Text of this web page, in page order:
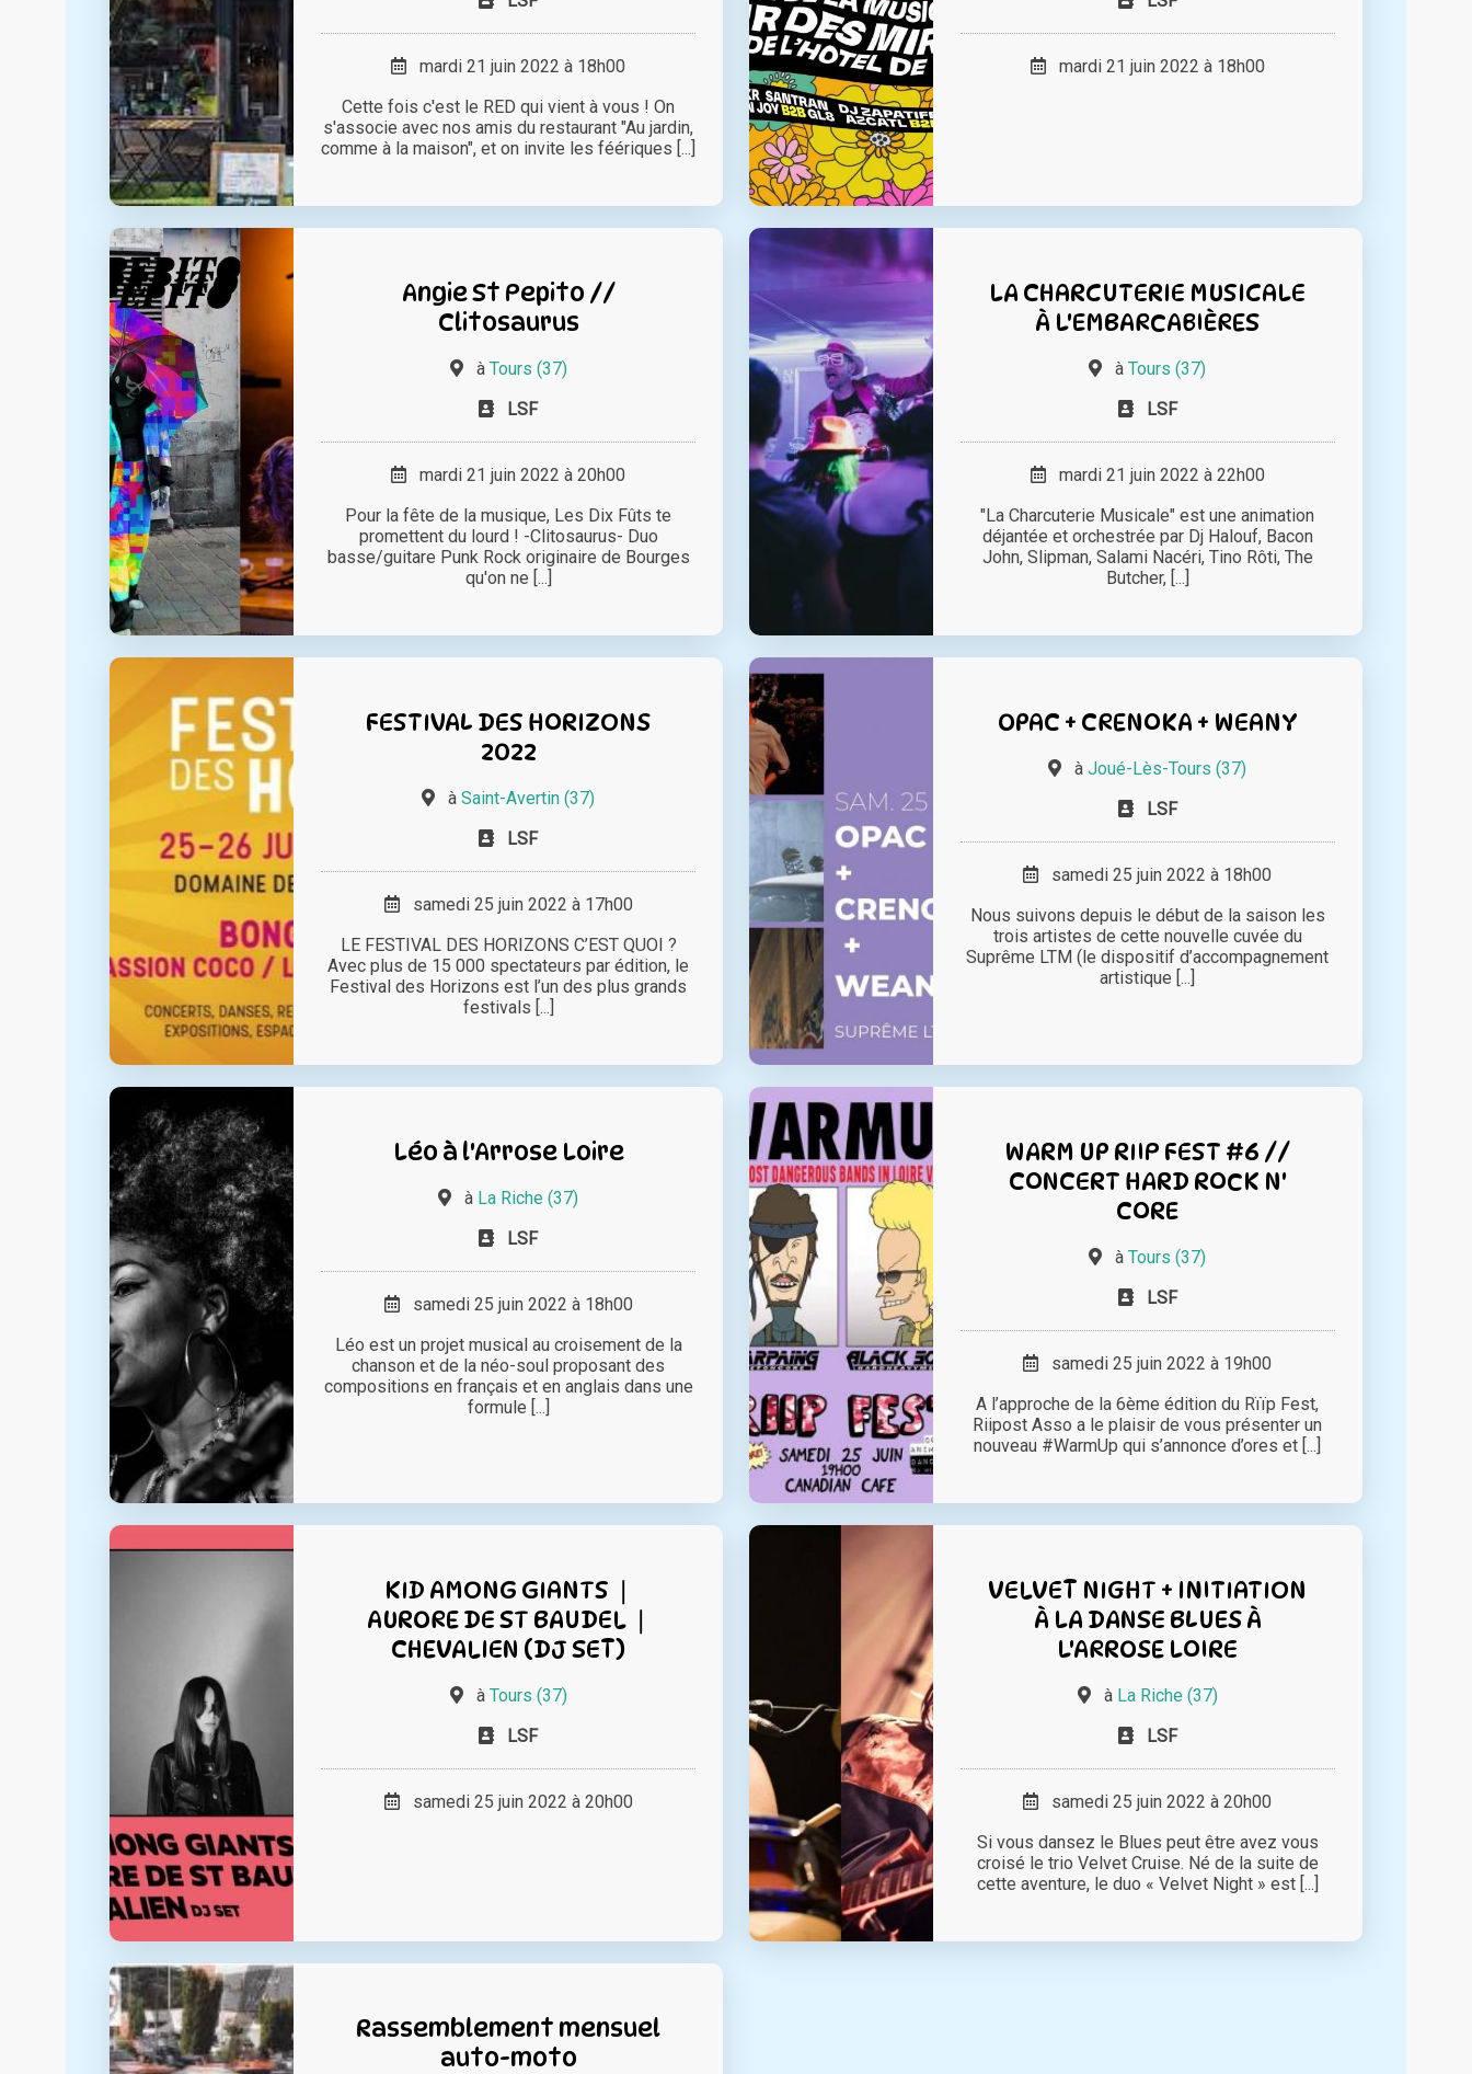
mardi 21 juin 2022 à 18h00
Cette fois c'est le RED qui vient à vous ! On
s'associe avec nos amis du restaurant "Au jardin,
comme à la maison", et on invite les féériques [...]
mardi 21 juin 2022 à 18h00
Angie St Pepito //
Clitosaurus
à Tours (37)
LSF
mardi 21 juin 2022 à 20h00
Pour la fête de la musique, Les Dix Fûts te
promettent du lourd ! -Clitosaurus- Duo
basse/guitare Punk Rock originaire de Bourges
qu'on ne [...]
LA CHARCUTERIE MUSICALE
À L'EMBARCABIÈRES
àTours (37)
LSF
mardi 21 juin 2022 à 22h00
"La Charcuterie Musicale" est une animation
déjantée et orchestrée par Dj Halouf, Bacon
John, Slipman, Salami Nacéri, Tino Rôti, The
Butcher, [...]
FESTIVAL DES HORIZONS
2022
àSaint-Avertin (37)
LSF
samedi 25 juin 2022 à 17h00
LE FESTIVAL DES HORIZONS C’EST QUOI ?
Avec plus de 15 000 spectateurs par édition, le
Festival des Horizons est l’un des plus grands
festivals [...]
OPAC + CRENOKA + WEANY
àJoué-Lès-Tours (37)
LSF
samedi 25 juin 2022 à 18h00
Nous suivons depuis le début de la saison les
trois artistes de cette nouvelle cuvée du
Suprême LTM (le dispositif d’accompagnement
artistique [...]
Léo à l'Arrose Loire
à La Riche (37)
LSF
samedi 25 juin 2022 à 18h00
Léo est un projet musical au croisement de la
chanson et de la néo-soul proposant des
compositions en français et en anglais dans une
formule [...]
WARM UP RIIP FEST #6 //
CONCERT HARD ROCK N'
CORE
àTours (37)
LSF
samedi 25 juin 2022 à 19h00
A l’approche de la 6ème édition du Rïïp Fest,
Riipost Asso a le plaisir de vous présenter un
nouveau #WarmUp qui s’annonce d’ores et [...]
KID AMONG GIANTS ❘
AURORE DE ST BAUDEL ❘
CHEVALIEN (DJ SET)
à Tours (37)
LSF
samedi 25 juin 2022 à 20h00
VELVET NIGHT + INITIATION
À LA DANSE BLUES À
L'ARROSE LOIRE
à La Riche (37)
LSF
samedi 25 juin 2022 à 20h00
Si vous dansez le Blues peut être avez vous
croisé le trio Velvet Cruise. Né de la suite de
cette aventure, le duo « Velvet Night » est [...]
Rassemblement mensuel
auto-moto